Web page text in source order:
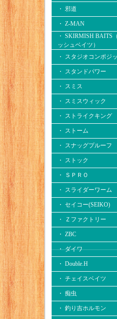
・ 邪道
・ Z-MAN
・ SKIRMISH BAITS
ッシュベイツ）
・ スタジオコンポジ
・ スタンドパワー
・ スミス
・ スミスウィック
・ ストライクキング
・ ストーム
・ スナッグプルーフ
・ ストック
・ ＳＰＲＯ
・ スライダーワーム
・ セイコー(SEIKO)
・ Ｚファクトリー
・ ZBC
・ ダイワ
・ Double.H
・ チェイスベイツ
・ 痴虫
・ 釣り吉ホルモン